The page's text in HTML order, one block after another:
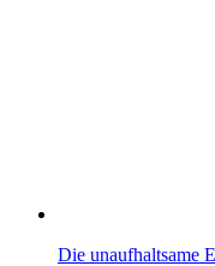
Die unaufhaltsame